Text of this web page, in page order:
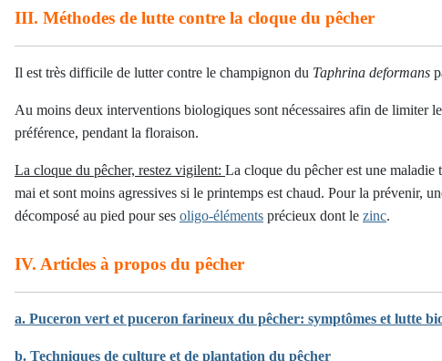
III. Méthodes de lutte contre la cloque du pêcher
Il est très difficile de lutter contre le champignon du Taphrina deformans
Au moins deux interventions biologiques sont nécessaires afin de limiter
préférence, pendant la floraison.
La cloque du pêcher, restez vigilent: La cloque du pêcher est une
mai et sont moins agressives si le printemps est chaud. Pour la prévenir,
décomposé au pied pour ses oligo-éléments précieux dont le zinc.
IV. Articles à propos du pêcher
a. Puceron vert et puceron farineux du pêcher: symptômes et lutte
b. Techniques de culture et de plantation du pêcher